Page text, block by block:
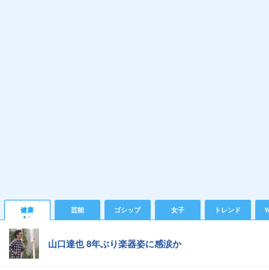
健康 芸能 ゴシップ 女子 トレンド
山口達也 8年ぶり楽器姿に感涙か